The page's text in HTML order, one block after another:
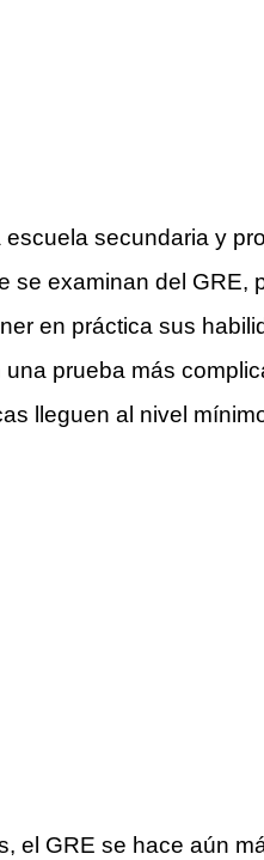
secundaria y
se examinan del GRE,
en práctica sus
prueba más
lleguen al nivel
el GRE se hace aún